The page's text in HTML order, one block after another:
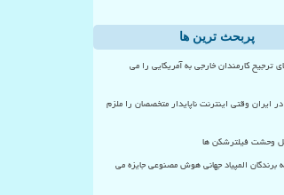
پربحث ترین ها
ترجیح کارمندان خارجی به آمریکایی را می
ایران وقتی اینترنت ناپایدار متخصصان را ملزم
وحشت فیلترشکن ها
برندگان المپیاد جهانی هوش مصنوعی جایزه می